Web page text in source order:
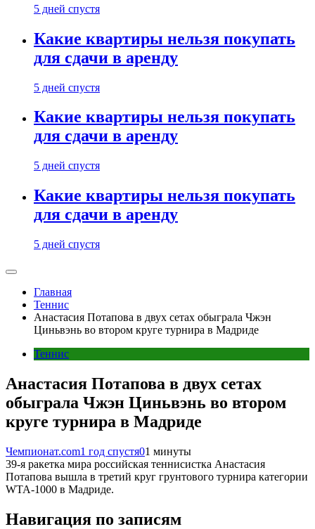
5 дней спустя
Какие квартиры нельзя покупать
для сдачи в аренду
5 дней спустя
Какие квартиры нельзя покупать
для сдачи в аренду
5 дней спустя
Какие квартиры нельзя покупать
для сдачи в аренду
5 дней спустя
Главная
Теннис
Анастасия Потапова в двух сетах обыграла Чжэн
Циньвэнь во втором круге турнира в Мадриде
Теннис
Анастасия Потапова в двух сетах
обыграла Чжэн Циньвэнь во втором
круге турнира в Мадриде
Чемпионат.com1 год спустя01 минуты
39-я ракетка мира российская теннисистка Анастасия
Потапова вышла в третий круг грунтового турнира категории
WTA-1000 в Мадриде.
Навигация по записям